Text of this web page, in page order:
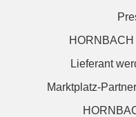
Lieferant
Marktplatz-